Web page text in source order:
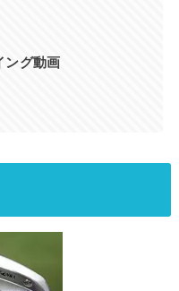
ング動画